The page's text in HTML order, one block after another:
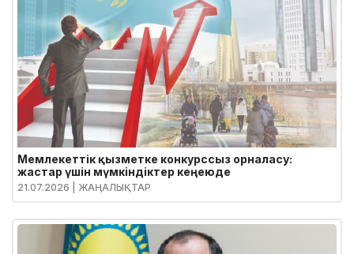
Мемлекеттік қызметке конкурссыз орналасу:
жастар үшін мүмкіндіктер кеңеюде
21.07.2026 | ЖАҢАЛЫҚТАР